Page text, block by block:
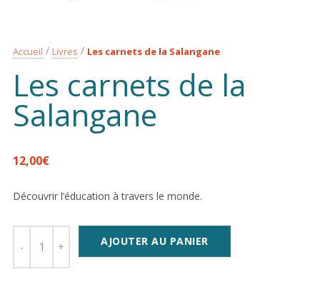
Accueil Livres Les carnets de la Salangane
Les carnets de la
Salangane
12,00€
Découvrir l’éducation à travers le monde.
AJOUTER AU PANIER